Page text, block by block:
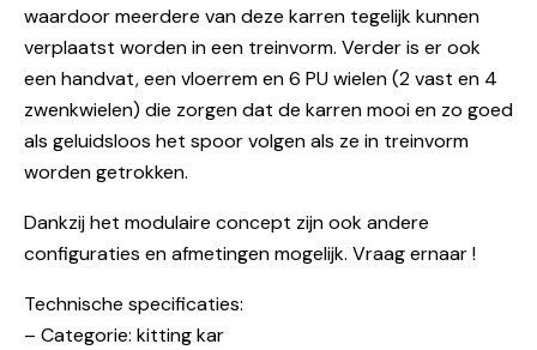
waardoor meerdere van deze karren tegelijk kunnen
verplaatst worden in een treinvorm. Verder is er ook
een handvat, een vloerrem en 6 PU wielen (2 vast en 4
zwenkwielen) die zorgen dat de karren mooi en zo goed
als geluidsloos het spoor volgen als ze in treinvorm
worden getrokken.
Dankzij het modulaire concept zijn ook andere
configuraties en afmetingen mogelijk. Vraag ernaar !
Technische specificaties:
– Categorie: kitting kar